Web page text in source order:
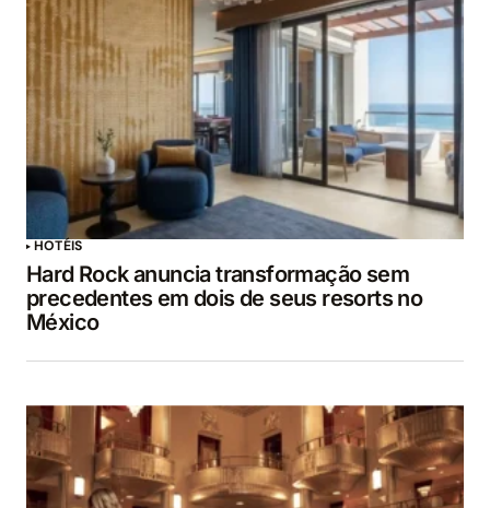
HOTÉIS
Hard Rock anuncia transformação sem
precedentes em dois de seus resorts no
México